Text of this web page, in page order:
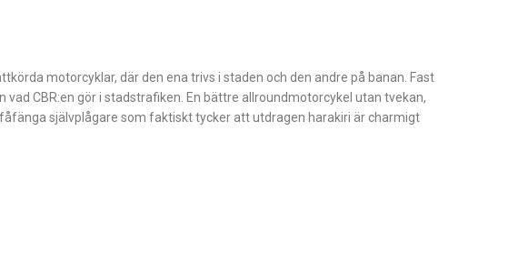
motorcyklar, där den ena trivs i staden och den andre på banan. Fast
CBR:en gör i stadstrafiken. En bättre allroundmotorcykel utan tvekan,
självplågare som faktiskt tycker att utdragen harakiri är charmigt